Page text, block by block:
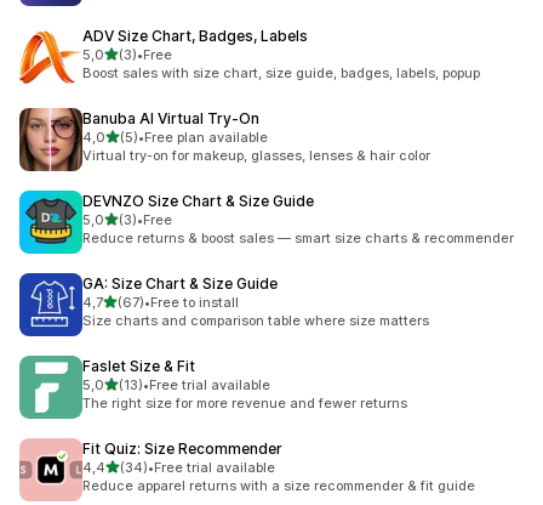
ADV Size Chart, Badges, Labels
5,0/ 5 tähteä
(3)
3 arvostelua yhteensä
•Free
Boost sales with size chart, size guide, badges, labels, popup
Banuba AI Virtual Try‑On
4,0/ 5 tähteä
(5)
5 arvostelua yhteensä
•Free plan available
Virtual try-on for makeup, glasses, lenses & hair color
DEVNZO Size Chart & Size Guide
5,0/ 5 tähteä
(3)
3 arvostelua yhteensä
•Free
Reduce returns & boost sales — smart size charts & recommender
GA: Size Chart & Size Guide
4,7/ 5 tähteä
(67)
67 arvostelua yhteensä
•Free to install
Size charts and comparison table where size matters
Faslet Size & Fit
5,0/ 5 tähteä
(13)
13 arvostelua yhteensä
•Free trial available
The right size for more revenue and fewer returns
Fit Quiz: Size Recommender
4,4/ 5 tähteä
(34)
34 arvostelua yhteensä
•Free trial available
Reduce apparel returns with a size recommender & fit guide